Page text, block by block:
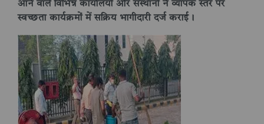
आने वाले विभिन्न कार्यालयों और संस्थानों ने व्यापक स्तर पर
स्वच्छता कार्यक्रमों में सक्रिय भागीदारी दर्ज कराई।